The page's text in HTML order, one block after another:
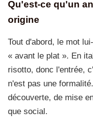
Qu'est-ce qu'un
origine
Tout d'abord, le mot
« avant le plat ». En
risotto, donc l'entrée,
n'est pas une
découverte, de mise
que social.